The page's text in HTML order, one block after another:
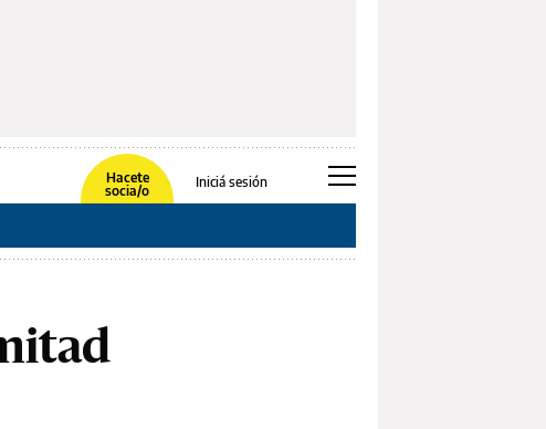
Hacete
socia/o
Iniciá sesión